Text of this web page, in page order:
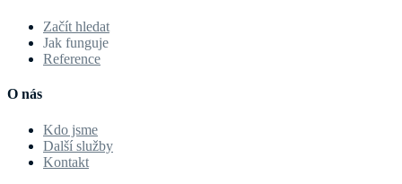
Začít hledat
Jak funguje
Reference
O nás
Kdo jsme
Další služby
Kontakt